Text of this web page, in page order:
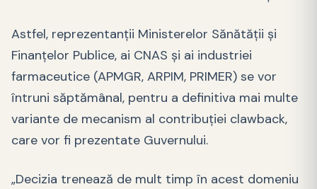
Astfel, reprezentanţii Ministerelor Sănătăţii şi
Finanţelor Publice, ai CNAS şi ai industriei
farmaceutice (APMGR, ARPIM, PRIMER) se vor
întruni săptămânal, pentru a definitiva mai multe
variante de mecanism al contribuției clawback,
care vor fi prezentate Guvernului.
„Decizia trenează de mult timp în acest domeniu